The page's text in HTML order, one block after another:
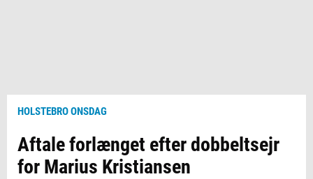
HOLSTEBRO ONSDAG
Aftale forlænget efter dobbeltsejr
for Marius Kristiansen